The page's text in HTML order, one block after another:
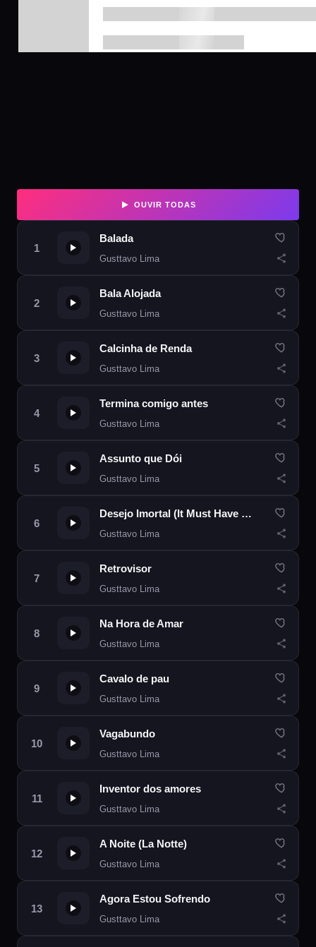
OUVIR TODAS
Balada
Gusttavo Lima
Bala Alojada
Gusttavo Lima
Calcinha de Renda
Gusttavo Lima
Termina comigo antes
Gusttavo Lima
Assunto que Dói
Gusttavo Lima
Desejo Imortal (It Must Have Been Love)
Gusttavo Lima
Retrovisor
Gusttavo Lima
Na Hora de Amar
Gusttavo Lima
Cavalo de pau
Gusttavo Lima
Vagabundo
Gusttavo Lima
Inventor dos amores
Gusttavo Lima
A Noite (La Notte)
Gusttavo Lima
Agora Estou Sofrendo
Gusttavo Lima